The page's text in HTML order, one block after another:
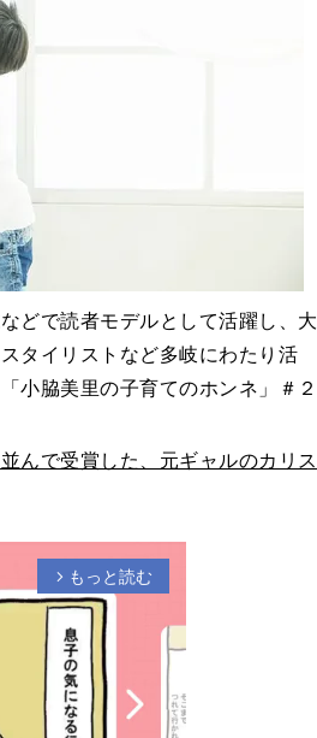
どで読者モデルとして活躍し、大
タイリストなど多岐にわたり活
小脇美里の子育てのホンネ」＃２
んで受賞した、元ギャルのカリス
arrow_forward_ios もっと読む